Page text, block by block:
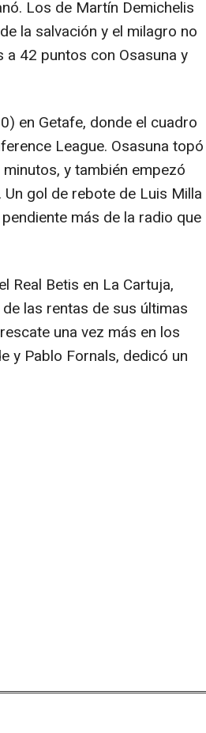
Los de Martín Demichelis
la salvación y el milagro no
42 puntos con Osasuna y
en Getafe, donde el cuadro
League. Osasuna topó
y también empezó
gol de rebote de Luis Milla
más de la radio que
Real Betis en La Cartuja,
las rentas de sus últimas
una vez más en los
y Pablo Fornals, dedicó un